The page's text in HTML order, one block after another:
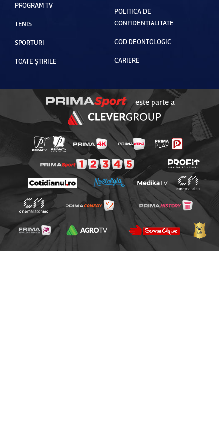
PROGRAM TV
TENIS
SPORTURI
TOATE ȘTIRILE
POLITICA DE
CONFIDENȚIALITATE
COD DEONTOLOGIC
CARIERE
este parte a